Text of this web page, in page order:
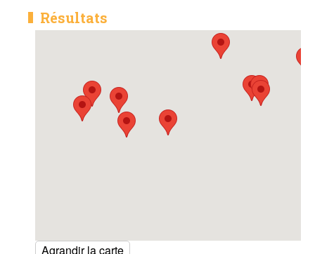
Résultats
Agrandir la carte